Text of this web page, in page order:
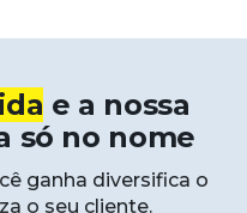
e a nossa
só no nome
ganha diversifica o
o seu cliente.